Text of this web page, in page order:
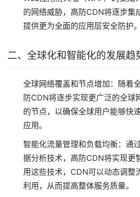
的网络威胁，高防CDN将逐步集
提供更为全面的应用层安全防护。
二、全球化和智能化的发展趋
全球网络覆盖和节点增加：随着
防CDN将逐步实现更广泛的全球
的节点，以确保全球用户能够快
应用。
智能化流量管理和负载均衡：通
据分析技术，高防CDN将实现更
用这些技术，CDN可以动态调整
利用，从而提高整体服务质量。